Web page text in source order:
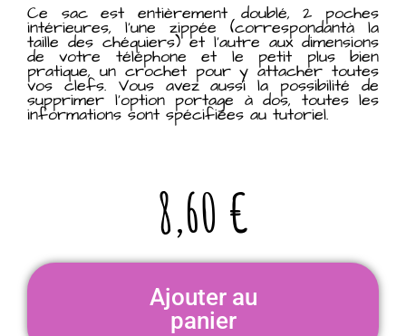
Ce sac est entièrement doublé, 2 poches
intérieures, l’une zippée (correspondantà la
taille des chéquiers) et l’autre aux dimensions
de votre téléphone et le petit plus bien
pratique, un crochet pour y attacher toutes
vos clefs. Vous avez aussi la possibilité de
supprimer l’option portage à dos, toutes les
informations sont spécifiées au tutoriel.
8,60 €
Ajouter au
panier